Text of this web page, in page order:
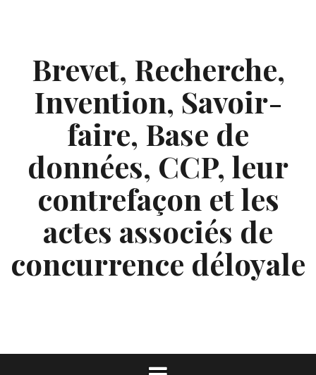
Brevet, Recherche,
Invention, Savoir-
faire, Base de
données, CCP, leur
contrefaçon et les
actes associés de
concurrence déloyale